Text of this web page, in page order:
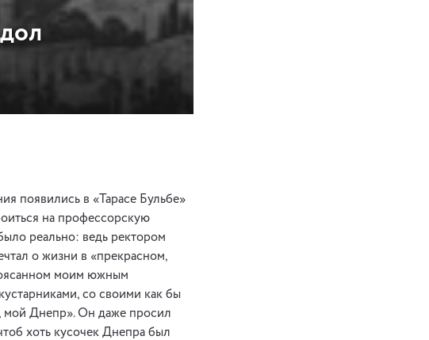
появились в «Тарасе Бульбе»
на профессорскую
реально: ведь ректором
о жизни в «прекрасном,
моим южным
со своими как бы
мой Днепр». Он даже просил
хоть кусочек Днепра был